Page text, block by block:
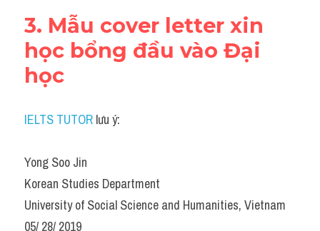
3. Mẫu cover letter xin
học bổng đầu vào Đại
học
IELTS TUTOR lưu ý:
Yong Soo Jin
Korean Studies Department
University of Social Science and Humanities, Vietnam
05/ 28/ 2019